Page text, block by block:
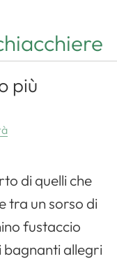
più
di quelli che
tra un sorso di
fustaccio
bagnanti allegri